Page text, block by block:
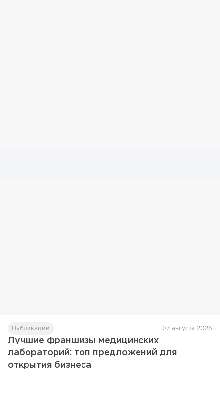
Публикации 07 августа 2026
Лучшие франшизы медицинских
лабораторий: топ предложений для
открытия бизнеса